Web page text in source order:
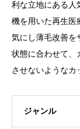
利な立地にある人
機を用いた再生医
気にし薄毛改善を
状態に合わせて、
させないようなカ
ジャンル